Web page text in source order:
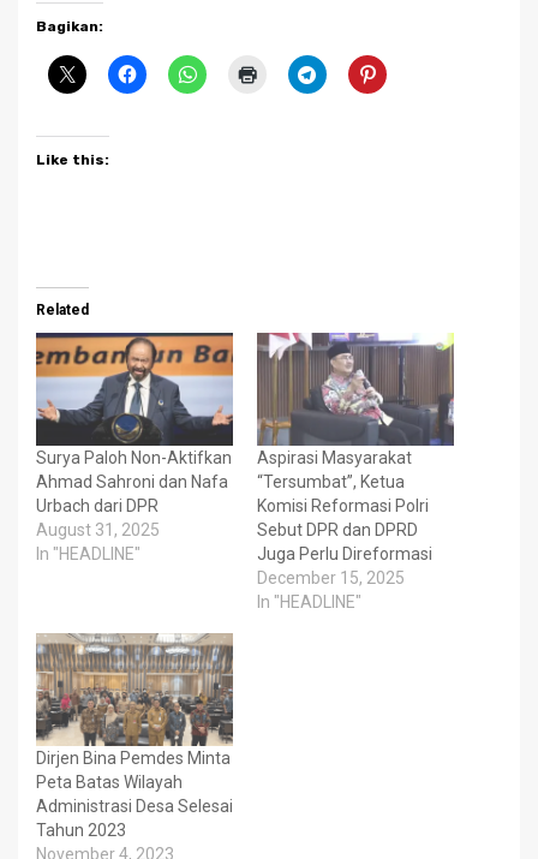
Bagikan:
Like this:
Related
Surya Paloh Non-Aktifkan
Ahmad Sahroni dan Nafa
Urbach dari DPR
August 31, 2025
In "HEADLINE"
Aspirasi Masyarakat
“Tersumbat”, Ketua
Komisi Reformasi Polri
Sebut DPR dan DPRD
Juga Perlu Direformasi
December 15, 2025
In "HEADLINE"
Dirjen Bina Pemdes Minta
Peta Batas Wilayah
Administrasi Desa Selesai
Tahun 2023
November 4, 2023